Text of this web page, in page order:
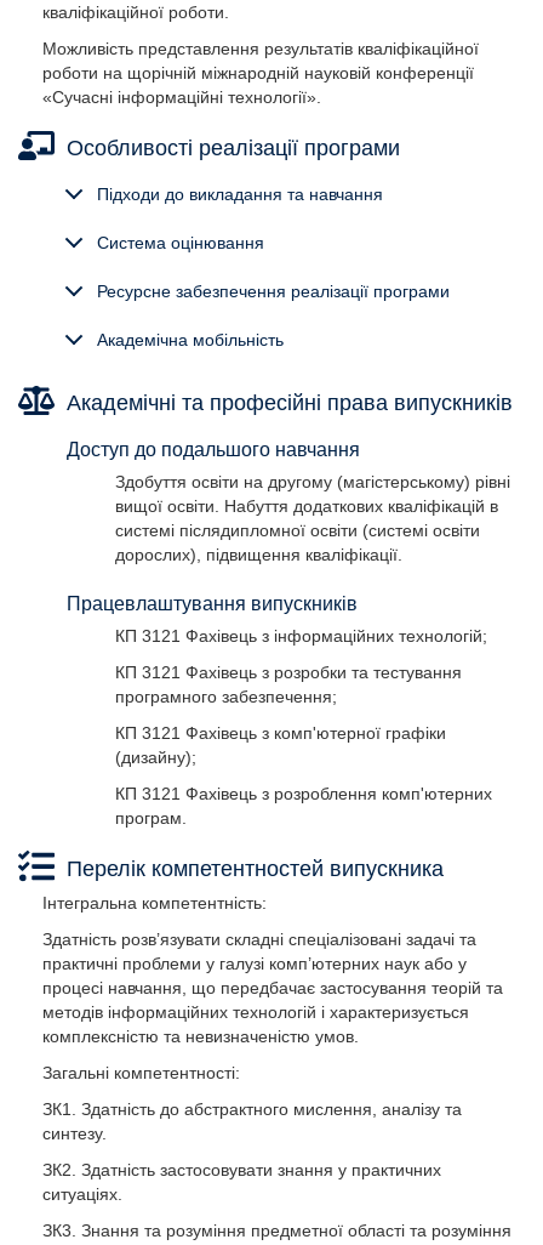
кваліфікаційної роботи.
Можливість представлення результатів кваліфікаційної
роботи на щорічній міжнародній науковій конференції
«Сучасні інформаційні технології».
Особливості реалізації програми
Підходи до викладання та навчання
Система оцінювання
Ресурсне забезпечення реалізації програми
Академічна мобільність
Академічні та професійні права випускників
Доступ до подальшого навчання
Здобуття освіти на другому (магістерському) рівні
вищої освіти. Набуття додаткових кваліфікацій в
системі післядипломної освіти (системі освіти
дорослих), підвищення кваліфікації.
Працевлаштування випускників
КП 3121 Фахівець з інформаційних технологій;
КП 3121 Фахівець з розробки та тестування
програмного забезпечення;
КП 3121 Фахівець з комп'ютерної графіки
(дизайну);
КП 3121 Фахівець з розроблення комп'ютерних
програм.
Перелік компетентностей випускника
Інтегральна компетентність:
Здатність розв’язувати складні спеціалізовані задачі та
практичні проблеми у галузі комп’ютерних наук або у
процесі навчання, що передбачає застосування теорій та
методів інформаційних технологій і характеризується
комплексністю та невизначеністю умов.
Загальні компетентності:
ЗК1. Здатність до абстрактного мислення, аналізу та
синтезу.
ЗК2. Здатність застосовувати знання у практичних
ситуаціях.
ЗК3. Знання та розуміння предметної області та розуміння